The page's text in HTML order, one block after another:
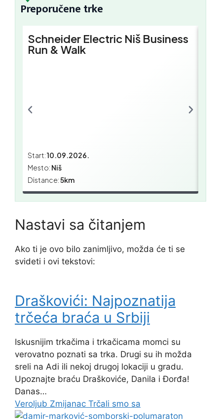
Preporučene trke
Schneider Electric Niš Business
Run & Walk
Start:10.09.2026.
Mesto: Niš
Distance:5km
Nastavi sa čitanjem
Ako ti je ovo bilo zanimljivo, možda će ti se
svideti i ovi tekstovi:
Draškovići: Najpoznatija
trčeća braća u Srbiji
Iskusnijim trkačima i trkačicama momci su
verovatno poznati sa trka. Drugi su ih možda
sreli na Adi ili nekoj drugoj lokaciji u gradu.
Upoznajte braću Draškoviće, Danila i Đorđa!
Danas…
Veroljub Zmijanac Trčali smo sa